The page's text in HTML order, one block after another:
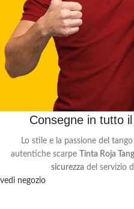
Consegne in tutto
Lo stile e la passione del tango
autentiche scarpe
Tinta Roja
sicurezza del servizio
vedi negozio